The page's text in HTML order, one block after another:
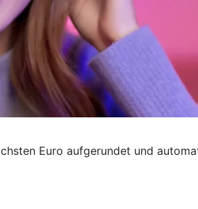
Euro aufgerundet und